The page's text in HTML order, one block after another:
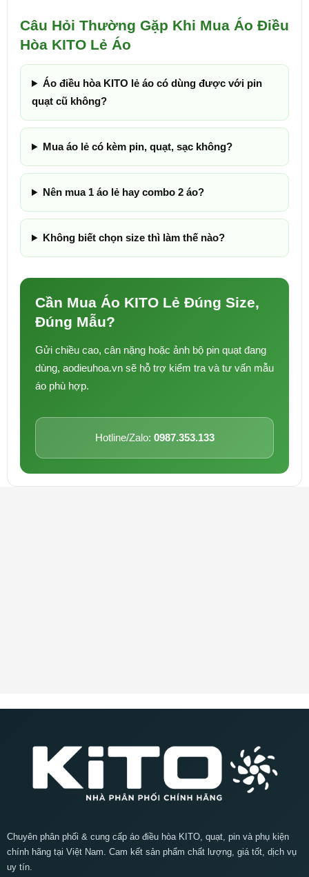
Câu Hỏi Thường Gặp Khi Mua Áo Điều
Hòa KITO Lẻ Áo
Áo điều hòa KITO lẻ áo có dùng được với pin
quạt cũ không?
Mua áo lẻ có kèm pin, quạt, sạc không?
Nên mua 1 áo lẻ hay combo 2 áo?
Không biết chọn size thì làm thế nào?
Cần Mua Áo KITO Lẻ Đúng Size,
Đúng Mẫu?
Gửi chiều cao, cân nặng hoặc ảnh bộ pin quạt đang
dùng, aodieuhoa.vn sẽ hỗ trợ kiểm tra và tư vấn mẫu
áo phù hợp.
Hotline/Zalo: 0987.353.133
Chuyên phân phối & cung cấp áo điều hòa KITO, quạt, pin và phụ kiện
chính hãng tại Việt Nam. Cam kết sản phẩm chất lượng, giá tốt, dịch vụ
uy tín.